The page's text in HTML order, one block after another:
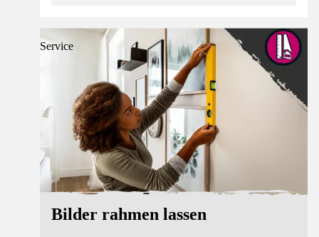
Service
Bilder rahmen lassen